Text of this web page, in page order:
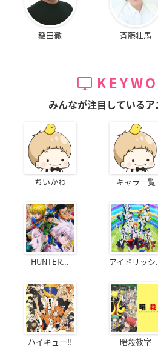
稲田徹 斉藤壮馬
みんなが注目しているア
ちいかわ キャラ一覧
HUNTER... アイドリッシ
ハイキュー!! 暗殺教室